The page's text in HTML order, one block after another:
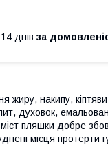
днів за
накипу, кіптяви
духовок,
пляшки добре
місця протерти